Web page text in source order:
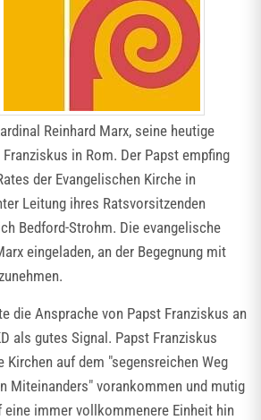
Reinhard Marx, seine heutige
in Rom. Der Papst empfing
der Evangelischen Kirche in
Leitung ihres Ratsvorsitzenden
Bedford-Strohm. Die evangelische
eingeladen, an der Begegnung mit
die Ansprache von Papst Franziskus an
als gutes Signal. Papst Franziskus
Kirchen auf dem "segensreichen Weg
Miteinanders" vorankommen und mutig
immer vollkommenere Einheit hin